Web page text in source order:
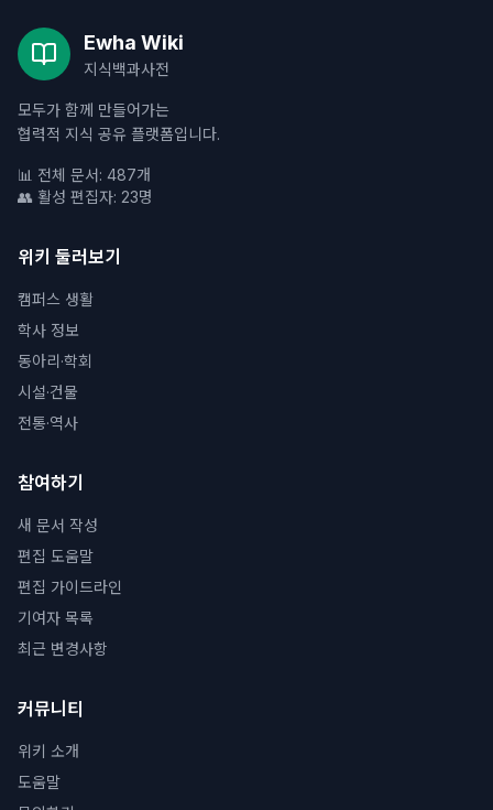
Ewha Wiki
지식백과사전
모두가 함께 만들어가는
협력적 지식 공유 플랫폼입니다.
📊 전체 문서: 487개
👥 활성 편집자: 23명
위키 둘러보기
캠퍼스 생활
학사 정보
동아리·학회
시설·건물
전통·역사
참여하기
새 문서 작성
편집 도움말
편집 가이드라인
기여자 목록
최근 변경사항
커뮤니티
위키 소개
도움말